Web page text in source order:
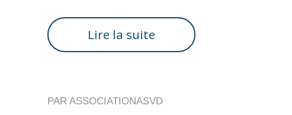
Lire la suite
PARASSOCIATIONASVD